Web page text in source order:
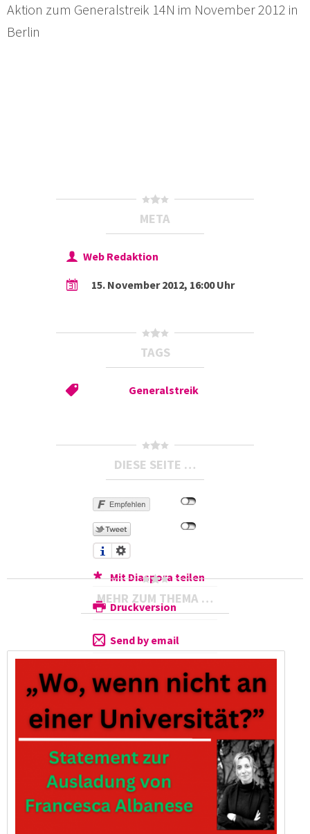
Aktion zum Generalstreik 14N im November 2012 in
Berlin
META
Web Redaktion
15. November 2012, 16:00 Uhr
TAGS
Generalstreik
DIESE SEITE …
Mit Diaspora teilen
Druckversion
Send by email
MEHR ZUM THEMA …